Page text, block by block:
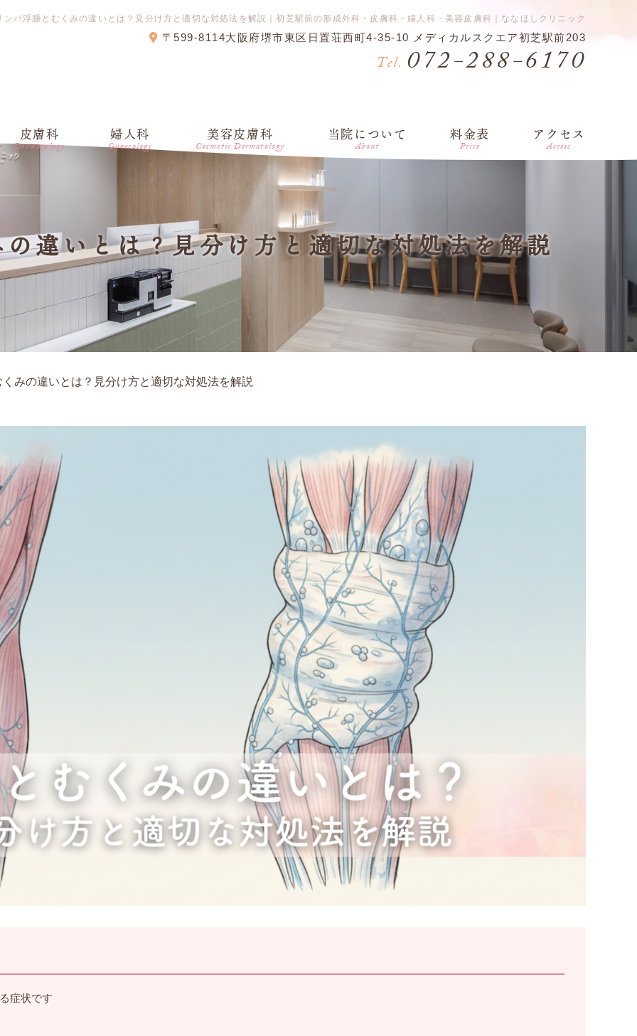
ンパ浮腫とむくみの違いとは？見分け方と適切な対処法を解説｜初芝駅前の形成外科・皮膚科・婦人科・美容皮膚科｜ななほしクリニック
〒599-8114大阪府堺市東区日置荘西町4-35-10 メディカルスクエア初芝駅前203
Tel. 072-288-6170
皮膚科
Dermatology
婦人科
Gynecology
美容皮膚科
Cosmetic Dermatology
当院について
About
料金表
Price
アクセス
Access
違いとは？見分け方と適切な対処法を解説
みの違いとは？見分け方と適切な対処法を解説
症状です